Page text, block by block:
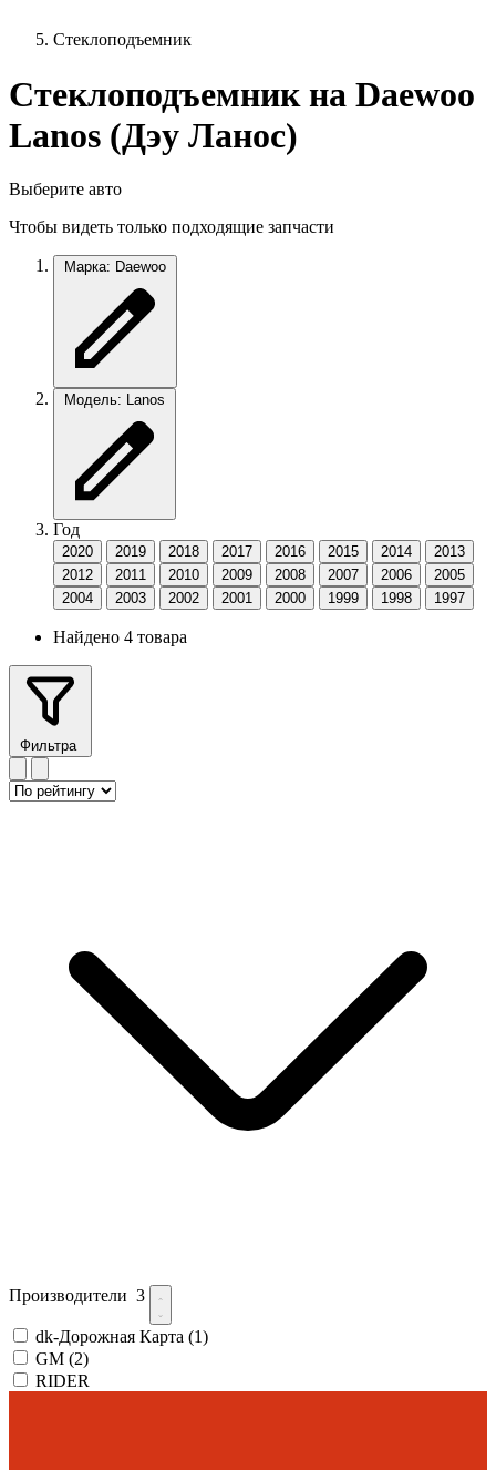
Стеклоподъемник
Стеклоподъемник на Daewoo
Lanos (Дэу Ланос)
Выберите авто
Чтобы видеть только подходящие запчасти
Марка: Daewoo
Модель: Lanos
Год
2020 2019 2018 2017 2016 2015 2014
2013
2012
2011 2010 2009 2008 2007 2006
2005
2004
2003 2002 2001 2000 1999 1998 1997
Найдено 4 товара
Фильтра
Производители 3
dk-Дорожная Карта (1)
GM (2)
RIDER